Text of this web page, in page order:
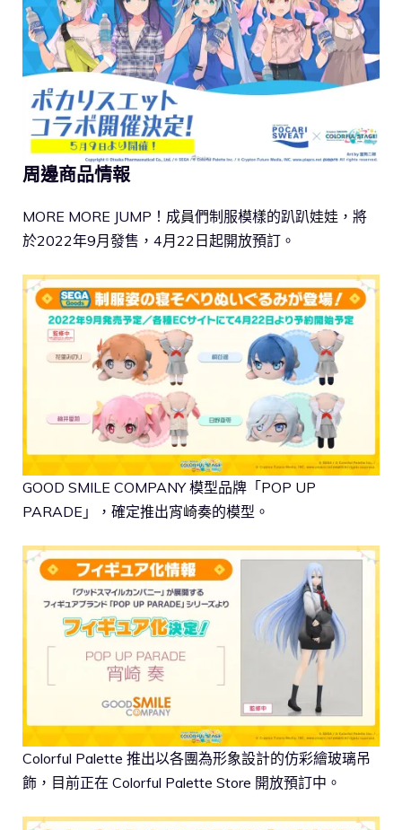
周邊商品情報
MORE MORE JUMP！成員們制服模樣的趴趴娃娃，將
於2022年9月發售，4月22日起開放預訂。
GOOD SMILE COMPANY 模型品牌「POP UP
PARADE」，確定推出宵崎奏的模型。
Colorful Palette 推出以各團為形象設計的仿彩繪玻璃吊
飾，目前正在 Colorful Palette Store 開放預訂中。